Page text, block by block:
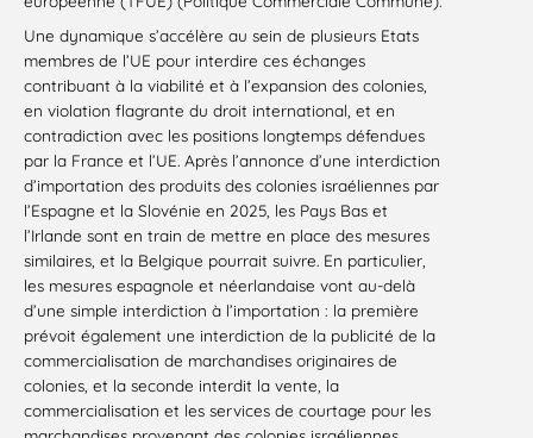
Une dynamique s’accélère au sein de plusieurs Etats
membres de l’UE pour interdire ces échanges
contribuant à la viabilité et à l’expansion des colonies,
en violation flagrante du droit international, et en
contradiction avec les positions longtemps défendues
par la France et l’UE. Après l’annonce d’une interdiction
d’importation des produits des colonies israéliennes par
l’Espagne et la Slovénie en 2025, les Pays Bas et
l’Irlande sont en train de mettre en place des mesures
similaires, et la Belgique pourrait suivre. En particulier,
les mesures espagnole et néerlandaise vont au-delà
d’une simple interdiction à l’importation : la première
prévoit également une interdiction de la publicité de la
commercialisation de marchandises originaires de
colonies, et la seconde interdit la vente, la
commercialisation et les services de courtage pour les